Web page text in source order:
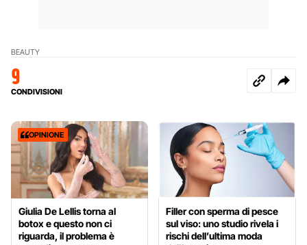
BEAUTY
9
CONDIVISIONI
OPINIONE
Giulia De Lellis torna al
botox e questo non ci
riguarda, il problema è
Filler con sperma di pesce
sul viso: uno studio rivela i
rischi dell’ultima moda